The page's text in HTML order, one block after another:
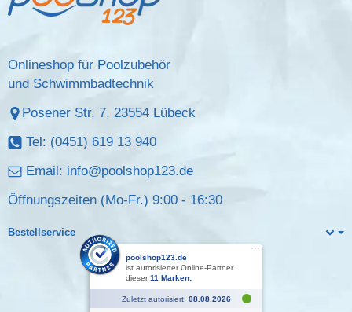
Onlineshop für Poolzubehör
und Schwimmbadtechnik
Posener Str. 7, 23554 Lübeck
Tel: (0451) 619 13 940
Email: info@poolshop123.de
Öffnungszeiten (Mo-Fr.) 9:00 - 16:30
Bestellservice